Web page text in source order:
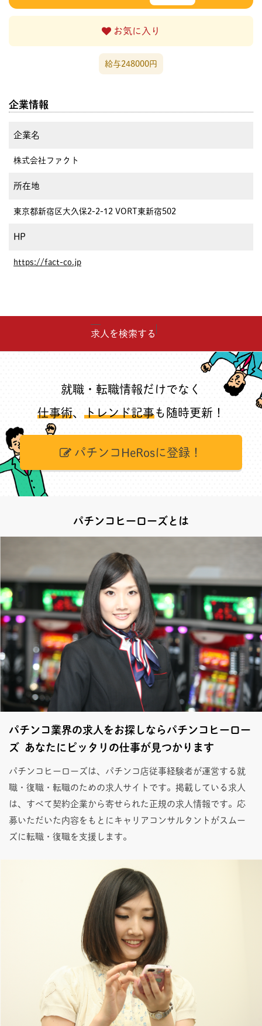
お気に入り
給与248000円
企業情報
企業名
株式会社ファクト
所在地
東京都新宿区大久保2-2-12 VORT東新宿502
HP
https://fact-co.jp
求人を検索する
就職・転職情報だけでなく
仕事術、 トレンド記事も随時更新！
パチンコHeRosに登録！
パチンコヒーローズとは
パチンコ業界の求人をお探しならパチンコヒーロー
ズ あなたにピッタリの仕事が見つかります
パチンコヒーローズは、パチンコ店従事経験者が運営する就
職・復職・転職のための求人サイトです。掲載している求人
は、すべて契約企業から寄せられた正規の求人情報です。応
募いただいた内容をもとにキャリアコンサルタントがスムー
ズに転職・復職を支援します。